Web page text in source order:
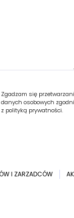
Zgadzam się
danych osobowych
z polityką prywatności.
I ZARZADCÓW